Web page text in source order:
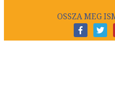
OSSZA MEG